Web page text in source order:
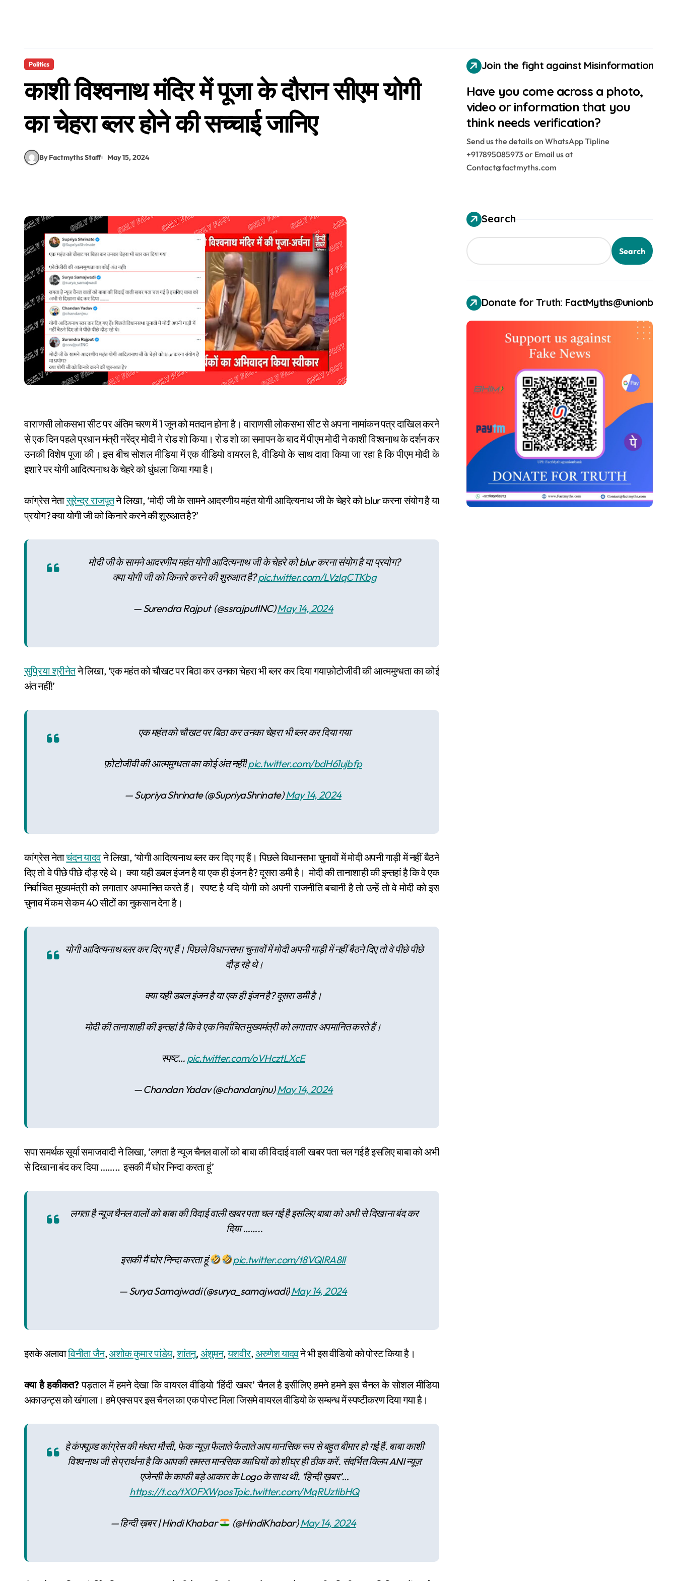
Politics
काशी विश्वनाथ मंदिर में पूजा के दौरान सीएम योगी
का चेहरा ब्लर होने की सच्चाई जानिए
By Factmyths Staff May 15, 2024
वाराणसी लोकसभा सीट पर अंतिम चरण में 1 जून को मतदान होना है। वाराणसी लोकसभा सीट से अपना नामांकन पत्र दाखिल करने
से एक दिन पहले प्रधान मंत्री नरेंद्र मोदी ने रोड शो किया। रोड शो का समापन के बाद में पीएम मोदी ने काशी विश्वनाथ के दर्शन कर
उनकी विशेष पूजा की। इस बीच सोशल मीडिया में एक वीडियो वायरल है, वीडियो के साथ दावा किया जा रहा है कि पीएम मोदी के
इशारे पर योगी आदित्यनाथ के चेहरे को धुंधला किया गया है।
कांग्रेस नेतासुरेन्द्र राजपूतने लिखा, ‘मोदी जी के सामने आदरणीय महंत योगी आदित्यनाथ जी के चेहरे को blur करना संयोग है या
प्रयोग? क्या योगी जी को किनारे करने की शुरुआत है?’
मोदी जी के सामने आदरणीय महंत योगी आदित्यनाथ जी के चेहरे को blur करना संयोग है या प्रयोग?
क्या योगी जी को किनारे करने की शुरुआत है?pic.twitter.com/LVzIqCTKbg
— Surendra Rajput ‏ (@ssrajputINC)May 14, 2024
सुप्रिया श्रीनेतने लिखा, ‘एक महंत को चौखट पर बिठा कर उनका चेहरा भी ब्लर कर दिया गयाफ़ोटोजीवी की आत्ममुग्धता का कोई
अंत नहीं!’
एक महंत को चौखट पर बिठा कर उनका चेहरा भी ब्लर कर दिया गया
फ़ोटोजीवी की आत्ममुग्धता का कोई अंत नहीं!pic.twitter.com/bdH61ujbfp
— Supriya Shrinate (@SupriyaShrinate)May 14, 2024
कांग्रेस नेताचंदन यादवने लिखा, ‘योगी आदित्यनाथ ब्लर कर दिए गए हैं। पिछले विधानसभा चुनावों में मोदी अपनी गाड़ी में नहीं बैठने
दिए तो वे पीछे पीछे दौड़ रहे थे। क्या यही डबल इंजन है या एक ही इंजन है? दूसरा डमी है। मोदी की तानाशाही की इन्तहां है कि वे एक
निर्वाचित मुख्यमंत्री को लगातार अपमानित करते हैं। स्पष्ट है यदि योगी को अपनी राजनीति बचानी है तो उन्हें तो वे मोदी को इस
चुनाव में कम से कम 40 सीटों का नुकसान देना है।
योगी आदित्यनाथ ब्लर कर दिए गए हैं। पिछले विधानसभा चुनावों में मोदी अपनी गाड़ी में नहीं बैठने दिए तो वे पीछे पीछे
दौड़ रहे थे।
क्या यही डबल इंजन है या एक ही इंजन है? दूसरा डमी है।
मोदी की तानाशाही की इन्तहां है कि वे एक निर्वाचित मुख्यमंत्री को लगातार अपमानित करते हैं।
स्पष्ट… pic.twitter.com/oVHcztLXcE
— Chandan Yadav (@chandanjnu)May 14, 2024
सपा समर्थक सूर्या समाजवादी ने लिखा, ‘लगता है न्यूज चैनल वालों को बाबा की विदाई वाली खबर पता चल गई है इसलिए बाबा को अभी
से दिखाना बंद कर दिया …….. इसकी मैं घोर निन्दा करता हूं’
लगता है न्यूज चैनल वालों को बाबा की विदाई वाली खबर पता चल गई है इसलिए बाबा को अभी से दिखाना बंद कर
दिया ……..
इसकी मैं घोर निन्दा करता हूं pic.twitter.com/t8VQIRA8II
— Surya Samajwadi (@surya_samajwadi)May 14, 2024
इसके अलावाविनीता जैन,अशोक कुमार पांडेय,शांतनु,अंशुमन,यशवीर,अरुणेश यादवने भी इस वीडियो को पोस्ट किया है।
क्या है हकीकत?पड़ताल में हमने देखा कि वायरल वीडियो ‘हिंदी खबर’ चैनल है इसीलिए हमने हमने इस चैनल के सोशल मीडिया
अकाउन्ट्स को खंगाला। हमे एक्स पर इस चैनल का एक पोस्ट मिला जिसमे वायरल वीडियो के सम्बन्ध में स्पष्टीकरण दिया गया है।
हे कंफ्यूज़्ड कांग्रेस की मंथरा मौसी, फेक न्यूज़ फैलाते फैलाते आप मानसिक रूप से बहुत बीमार हो गई हैं. बाबा काशी
विश्वनाथ जी से प्रार्थना है कि आपकी समस्त मानसिक व्याधियों को शीघ्र ही ठीक करें. संदर्भित क्लिप ANI न्यूज़
एजेन्सी के काफी बड़े आकार के Logo के साथ थी. ‘हिन्दी ख़बर’…
https://t.co/tX0FXWposTpic.twitter.com/MqRUztibHQ
— हिन्दी ख़बर | Hindi Khabar (@HindiKhabar)May 14, 2024
Join the fight against Misinformation
Have you come across a photo,
video or information that you
think needs verification?
Send us the details on WhatsApp Tipline
+917895085973 or Email us at
Contact@factmyths.com
Search
Search
Donate for Truth: FactMyths@unionbank